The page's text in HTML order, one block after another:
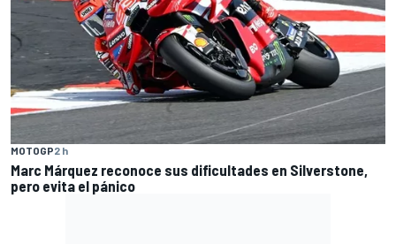
MOTOGP2 h
Marc Márquez reconoce sus dificultades en Silverstone,
pero evita el pánico